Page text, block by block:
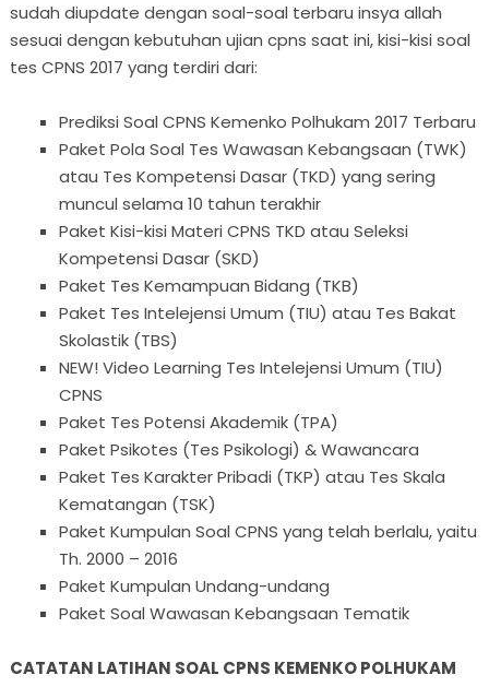
sudah diupdate dengan soal-soal terbaru insya allah
sesuai dengan kebutuhan ujian cpns saat ini, kisi-kisi soal
tes CPNS 2017 yang terdiri dari:
Prediksi Soal CPNS Kemenko Polhukam 2017 Terbaru
Paket Pola Soal Tes Wawasan Kebangsaan (TWK)
atau Tes Kompetensi Dasar (TKD) yang sering
muncul selama 10 tahun terakhir
Paket Kisi-kisi Materi CPNS TKD atau Seleksi
Kompetensi Dasar (SKD)
Paket Tes Kemampuan Bidang (TKB)
Paket Tes Intelejensi Umum (TIU) atau Tes Bakat
Skolastik (TBS)
NEW! Video Learning Tes Intelejensi Umum (TIU)
CPNS
Paket Tes Potensi Akademik (TPA)
Paket Psikotes (Tes Psikologi) & Wawancara
Paket Tes Karakter Pribadi (TKP) atau Tes Skala
Kematangan (TSK)
Paket Kumpulan Soal CPNS yang telah berlalu, yaitu
Th. 2000 – 2016
Paket Kumpulan Undang-undang
Paket Soal Wawasan Kebangsaan Tematik
CATATAN LATIHAN SOAL CPNS KEMENKO POLHUKAM